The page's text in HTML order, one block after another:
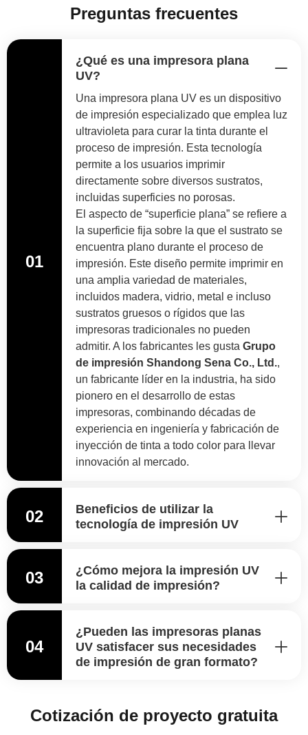
Preguntas frecuentes
01
¿Qué es una impresora plana
UV?
Una impresora plana UV es un dispositivo
de impresión especializado que emplea luz
ultravioleta para curar la tinta durante el
proceso de impresión. Esta tecnología
permite a los usuarios imprimir
directamente sobre diversos sustratos,
incluidas superficies no porosas.
El aspecto de “superficie plana” se refiere a
la superficie fija sobre la que el sustrato se
encuentra plano durante el proceso de
impresión. Este diseño permite imprimir en
una amplia variedad de materiales,
incluidos madera, vidrio, metal e incluso
sustratos gruesos o rígidos que las
impresoras tradicionales no pueden
admitir. A los fabricantes les gusta Grupo
de impresión Shandong Sena Co., Ltd.,
un fabricante líder en la industria, ha sido
pionero en el desarrollo de estas
impresoras, combinando décadas de
experiencia en ingeniería y fabricación de
inyección de tinta a todo color para llevar
innovación al mercado.
02
Beneficios de utilizar la
tecnología de impresión UV
03
¿Cómo mejora la impresión UV
la calidad de impresión?
04
¿Pueden las impresoras planas
UV satisfacer sus necesidades
de impresión de gran formato?
Cotización de proyecto gratuita